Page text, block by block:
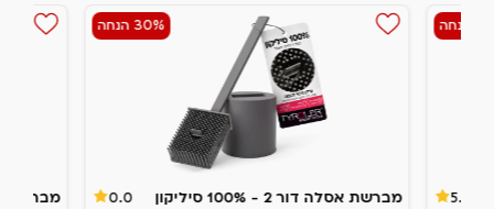
5.0
30% הנחה
מברשת אסלה דור 2 - 100% סיליקון 0.0 מבריקן